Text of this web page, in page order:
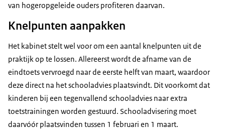
van hogeropgeleide ouders profiteren daarvan.
Knelpunten aanpakken
Het kabinet stelt wel voor om een aantal knelpunten uit de
praktijk op te lossen. Allereerst wordt de afname van de
eindtoets vervroegd naar de eerste helft van maart, waardoor
deze direct na het schooladvies plaatsvindt. Dit voorkomt dat
kinderen bij een tegenvallend schooladvies naar extra
toetstrainingen worden gestuurd. Schooladvisering moet
daarvóór plaatsvinden tussen 1 februari en 1 maart.